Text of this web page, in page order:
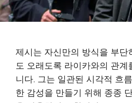
제시는 자신만의 방식을 부단
도 오래도록 라이카와의 관계
니다. 그는 일관된 시각적 흐
한 감성을 만들기 위해 종종